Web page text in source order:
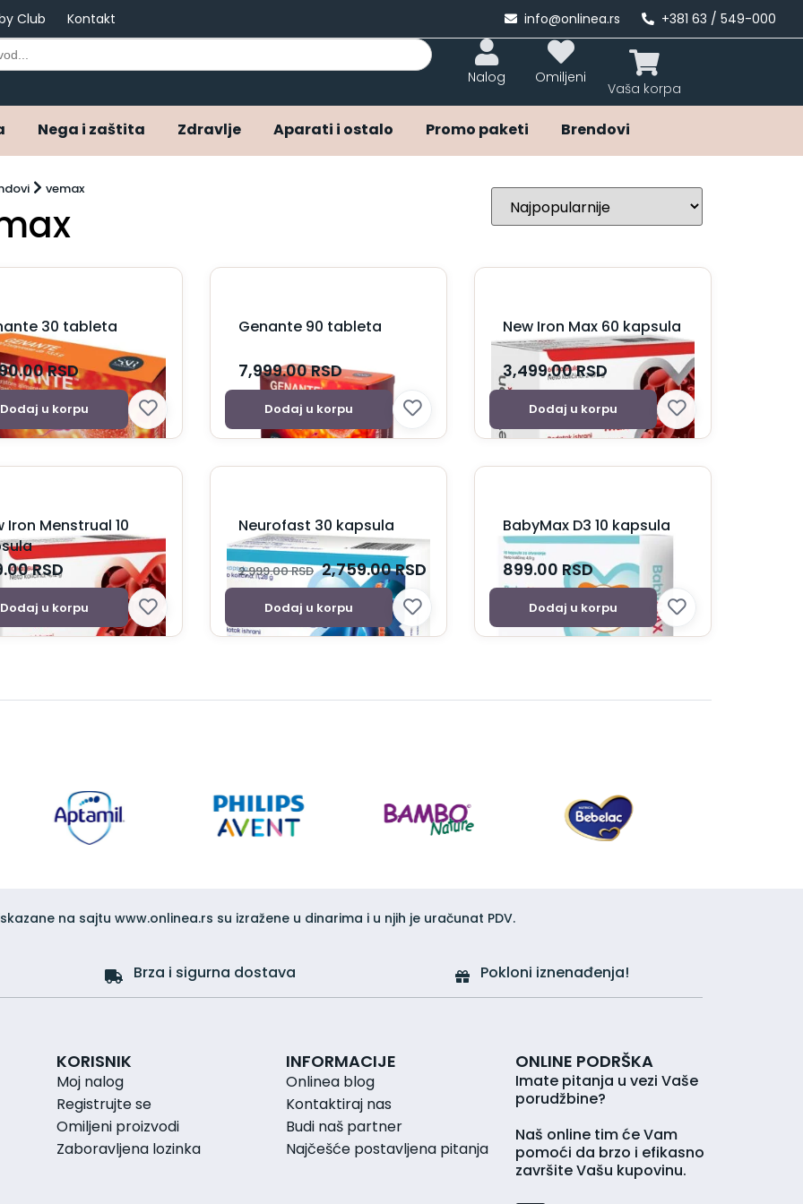
Club Kontakt info@onlinea.rs +381 63 / 549-000
Nalog Omiljeni
Nega i zaštita Zdravlje Aparati i ostalo Promo paketi
Brendovi
vemax
30 tableta
RSD
Dodaj u korpu
Genante 90 tableta
7,999.00RSD
Dodaj u korpu
New Iron Max 60 kapsula
3,499.00RSD
Dodaj u korpu
Iron Menstrual 10
RSD
Dodaj u korpu
Neurofast 30 kapsula
2,999.00RSD 2,759.00RSD
Dodaj u korpu
BabyMax D3 10 kapsula
899.00 RSD
Dodaj u korpu
na sajtu www.onlinea.rs su izražene u dinarima i u njih je uračunat PDV.
Brza i sigurna dostava Pokloni iznenađenja!
KORISNIK
Moj nalog
Registrujte se
Omiljeni proizvodi
Zaboravljena lozinka
INFORMACIJE
Onlinea blog
Kontaktiraj nas
Budi naš partner
Najčešće postavljena pitanja
ONLINE PODRŠKA
Imate pitanja u vezi Vaše
porudžbine?
Naš online tim će Vam
pomoći da brzo i efikasno
završite Vašu kupovinu.